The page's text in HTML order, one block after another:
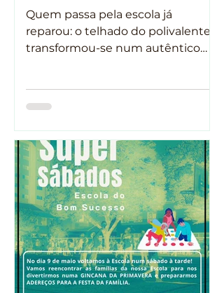
Quem passa pela escola já
reparou: o telhado do polivalente
transformou-se num autêntico
Sábado, a APBS lança a missão:
Operação Resgate das Bolas
Perdidas. O objetivo é simples:
recuperar as bolas. A execução...
nem por isso. Para garantir que
tudo é feito em segurança,
procuramos familiares e amigos
que possam ajudar a encontrar a
melhor forma de realiz